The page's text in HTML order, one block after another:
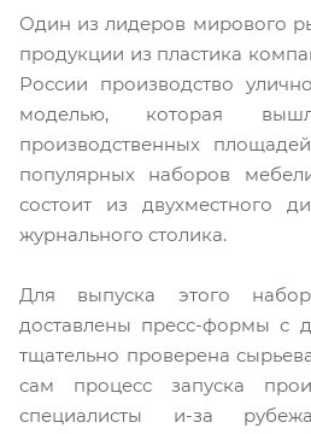
Один из лидеров мирового
продукции из пластика
России производство
моделью, которая
производственных
популярных наборов
состоит из двухместного
журнального столика.
Для выпуска этого
доставлены пресс-формы с
тщательно проверена
сам процесс запуска
специалисты и-за